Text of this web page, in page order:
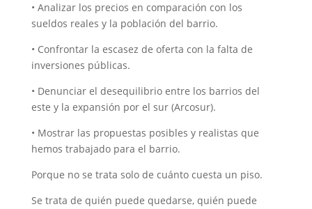
• Analizar los precios en comparación con los
sueldos reales y la población del barrio.
• Confrontar la escasez de oferta con la falta de
inversiones públicas.
• Denunciar el desequilibrio entre los barrios del
este y la expansión por el sur (Arcosur).
• Mostrar las propuestas posibles y realistas que
hemos trabajado para el barrio.
Porque no se trata solo de cuánto cuesta un piso.
Se trata de quién puede quedarse, quién puede